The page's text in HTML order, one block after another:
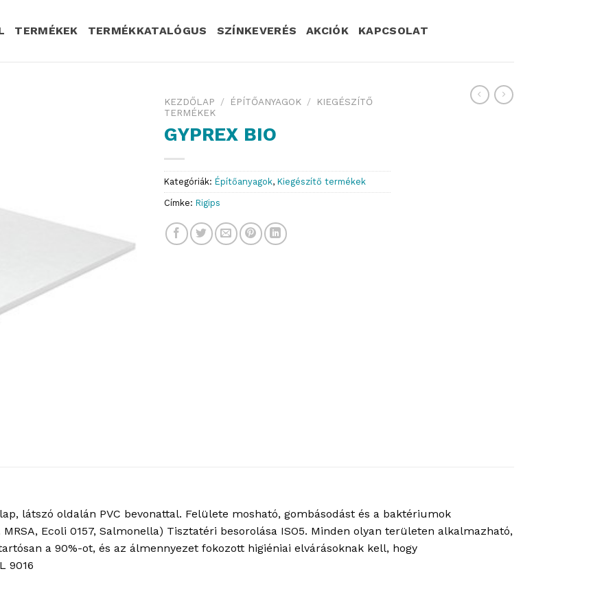
TERMÉKEK TERMÉKKATALÓGUS SZÍNKEVERÉS AKCIÓK KAPCSOLAT
KEZDŐLAP / ÉPÍTŐANYAGOK /
KIEGÉSZÍTŐ
TERMÉKEK
GYPREX BIO
Kategóriák: Építőanyagok, Kiegészítő termékek
Címke: Rigips
látszó oldalán PVC bevonattal. Felülete mosható, gombásodást és a baktériumok
Ecoli 0157, Salmonella) Tisztatéri besorolása ISO5. Minden olyan területen alkalmazható,
a 90%-ot, és az álmennyezet fokozott higiéniai elvárásoknak kell, hogy
9016